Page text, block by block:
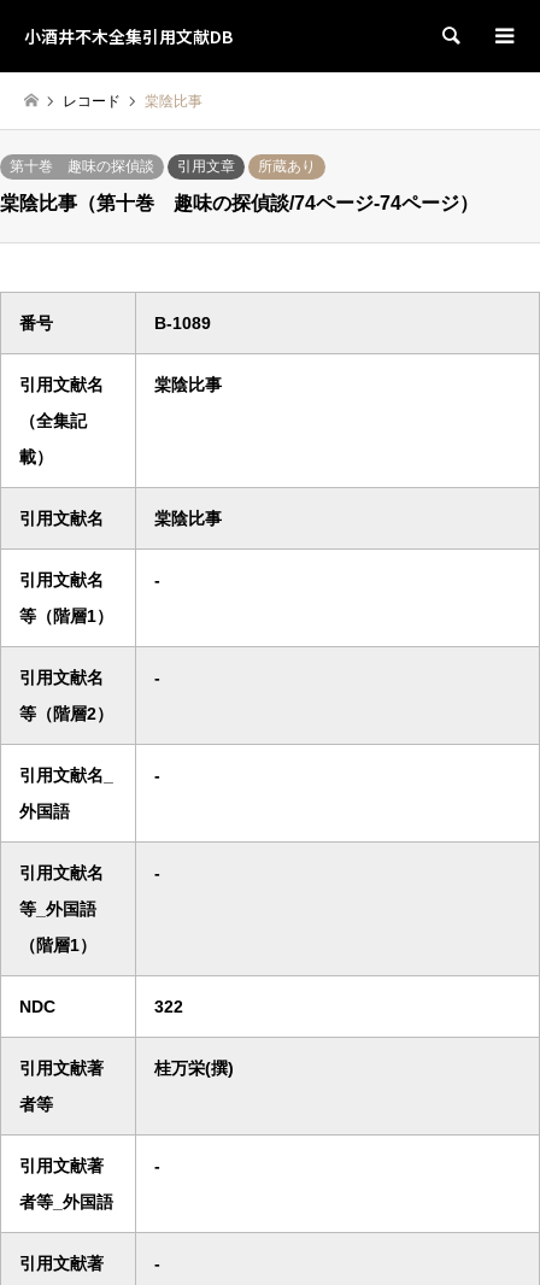
小酒井不木全集引用文献DB 検索
レコード 棠陰比事
第十巻 趣味の探偵談 引用文章 所蔵あり
棠陰比事（第十巻 趣味の探偵談/74ページ-74ページ）
番号 B-1089
引用文献名
（全集記
載）
棠陰比事
引用文献名 棠陰比事
引用文献名
等（階層1）
-
引用文献名
等（階層2）
-
引用文献名_
外国語
-
引用文献名
等_外国語
（階層1）
-
NDC 322
引用文献著
者等
桂万栄(撰)
引用文献著
者等_外国語
-
引用文献著
-